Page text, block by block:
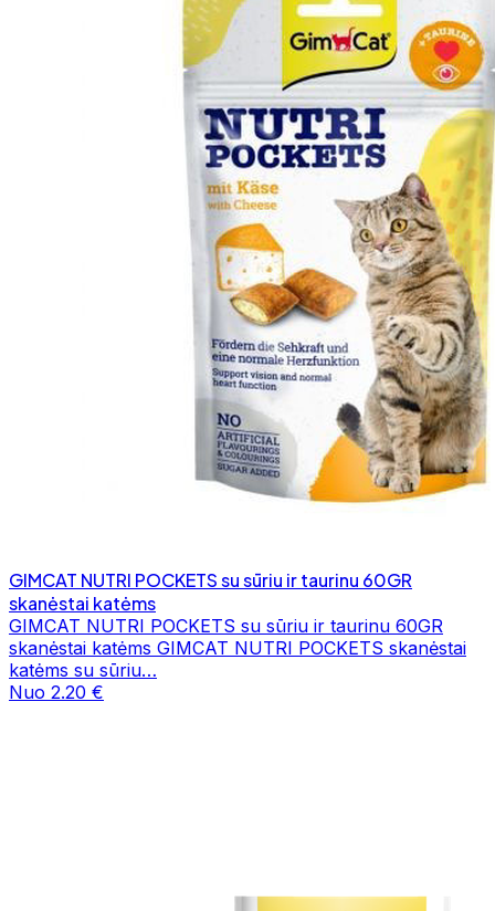
GIMCAT NUTRI POCKETS su sūriu ir taurinu 60GR
skanėstai katėms
GIMCAT NUTRI POCKETS su sūriu ir taurinu 60GR
skanėstai katėms GIMCAT NUTRI POCKETS skanėstai
katėms su sūriu…
Nuo 2.20 €